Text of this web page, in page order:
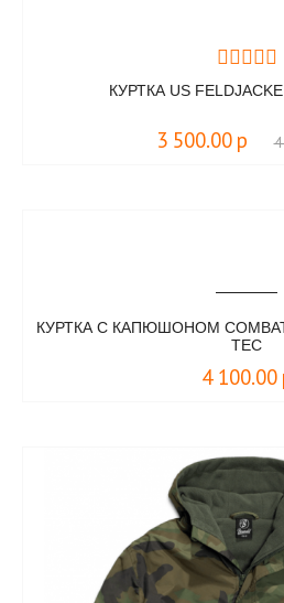
КУРТКА US
3 500.00 р 4
КУРТКА С КАПЮШОНОМ COMBAT
TEC
4 100.00